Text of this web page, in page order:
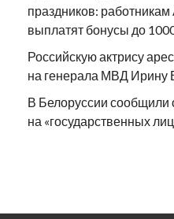
праздников:
выплатят бонусы до
Российскую актрису
на генерала МВД Ирину
В Белоруссии сообщили
на «государственных